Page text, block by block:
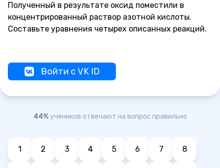
Полученный в результате оксид поместили в
концентрированный раствор азотной кислоты.
Составьте уравнения четырех описанных реакций.
Войти с VK ID
44%учеников отвечают на вопрос правильно
1 2 3 4 5 6 7 8